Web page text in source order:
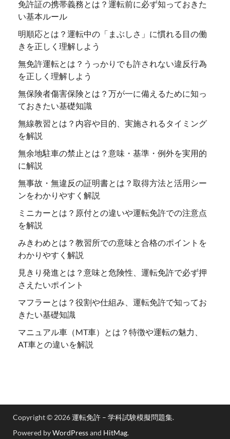
免許証の携帯義務とは？運転前に必ず知っておきた
い基本ルール
明順応とは？運転中の「まぶしさ」に慣れる目の働
きを正しく理解しよう
無免許運転とは？うっかりでも許されない違反行為
を正しく理解しよう
無保険者傷害保険とは？万が一に備えるために知っ
ておきたい基礎知識
無線教習とは？内容や目的、実施されるタイミング
を解説
無余地駐車の禁止とは？意味・基準・例外を実用的
に解説
無事故・無違反の証明書とは？取得方法と活用シー
ンをわかりやすく解説
ミニカーとは？原付との違いや運転免許での注意点
を解説
みきわめとは？教習所での意味と合格のポイントを
わかりやすく解説
見きり発進とは？意味と危険性、運転免許で必ず押
さえたいポイント
マフラーとは？役割や仕組み、運転免許で知ってお
きたい基礎知識
マニュアル車（MT車）とは？特徴や運転の魅力、
AT車との違いを解説
Copyright © 2026運転免許 – 学科試験模擬問題集.
Powered byWordPressand HitMag.